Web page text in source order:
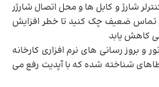
شارژ و کابل ها و محل اتصال شارژر
و تماس ضعیف چک کنید تا خطر افزایش
کاهش یابد
و بروز رسانی های نرم افزاری کارخانه
شناخته شده که با آپدیت رفع می